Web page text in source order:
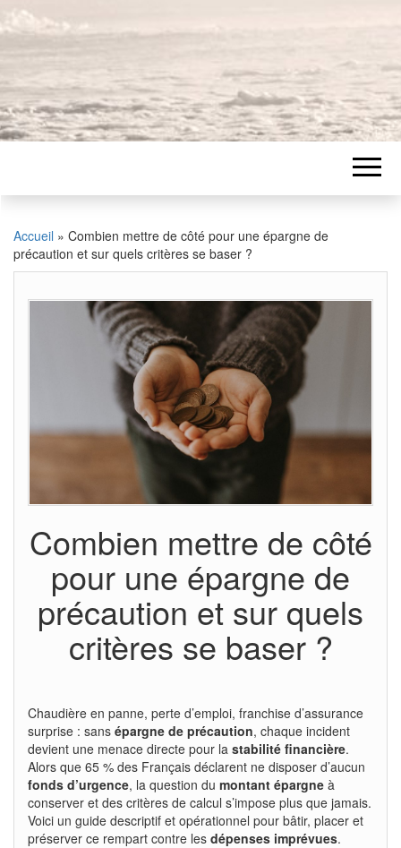
Accueil » Combien mettre de côté pour une épargne de
précaution et sur quels critères se baser ?
Combien mettre de côté
pour une épargne de
précaution et sur quels
critères se baser ?
Chaudière en panne, perte d’emploi, franchise d’assurance
surprise : sans épargne de précaution, chaque incident
devient une menace directe pour la stabilité financière.
Alors que 65 % des Français déclarent ne disposer d’aucun
fonds d’urgence, la question du montant épargne à
conserver et des critères de calcul s’impose plus que jamais.
Voici un guide descriptif et opérationnel pour bâtir, placer et
préserver ce rempart contre les dépenses imprévues.